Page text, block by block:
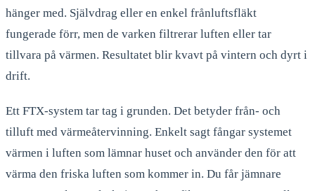
hänger med. Självdrag eller en enkel frånluftsfläkt
fungerade förr, men de varken filtrerar luften eller tar
tillvara på värmen. Resultatet blir kvavt på vintern och dyrt i
drift.
Ett FTX-system tar tag i grunden. Det betyder från- och
tilluft med värmeåtervinning. Enkelt sagt fångar systemet
värmen i luften som lämnar huset och använder den för att
värma den friska luften som kommer in. Du får jämnare